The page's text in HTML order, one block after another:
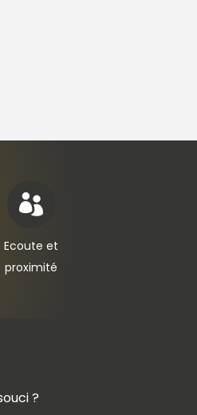

Ecoute et
proximité
?